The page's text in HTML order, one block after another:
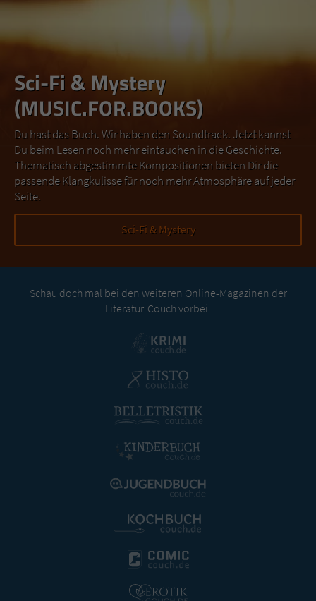
Sci-Fi & Mystery
(MUSIC.FOR.BOOKS)
Du hast das Buch. Wir haben den Soundtrack. Jetzt kannst
Du beim Lesen noch mehr eintauchen in die Geschichte.
Thematisch abgestimmte Kompositionen bieten Dir die
passende Klangkulisse für noch mehr Atmosphäre auf jeder
Seite.
Sci-Fi & Mystery
Schau doch mal bei den weiteren Online-Magazinen der
Literatur-Couch vorbei: